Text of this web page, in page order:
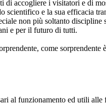
accogliere i visitatori e di
e la sua efficacia
non più soltanto
e per il futuro di tutti.
come sorprendente
al funzionamento ed utili alle